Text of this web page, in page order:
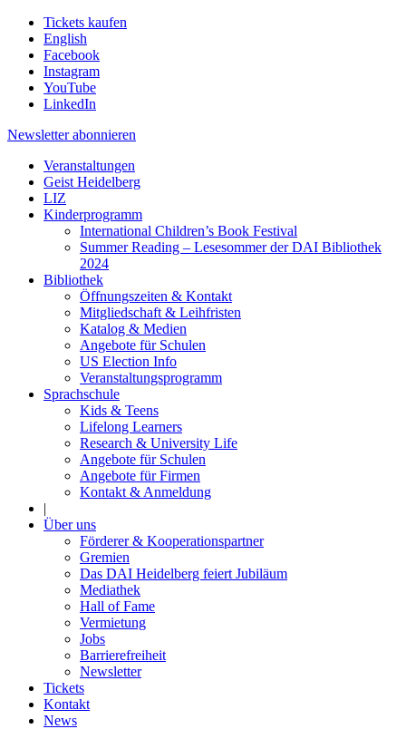
Tickets kaufen
English
Facebook
Instagram
YouTube
LinkedIn
Newsletter abonnieren
Veranstaltungen
Geist Heidelberg
LIZ
Kinderprogramm
International Children’s Book Festival
Summer Reading – Lesesommer der DAI Bibliothek
2024
Bibliothek
Öffnungszeiten & Kontakt
Mitgliedschaft & Leihfristen
Katalog & Medien
Angebote für Schulen
US Election Info
Veranstaltungsprogramm
Sprachschule
Kids & Teens
Lifelong Learners
Research & University Life
Angebote für Schulen
Angebote für Firmen
Kontakt & Anmeldung
|
Über uns
Förderer & Kooperationspartner
Gremien
Das DAI Heidelberg feiert Jubiläum
Mediathek
Hall of Fame
Vermietung
Jobs
Barrierefreiheit
Newsletter
Tickets
Kontakt
News